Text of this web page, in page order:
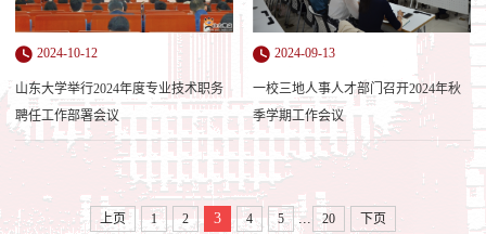
2024-10-12
山东大学举行2024年度专业技术职务
聘任工作部署会议
2024-09-13
一校三地人事人才部门召开2024年秋
季学期工作会议
上页 1 2 3 4 5 20 下页